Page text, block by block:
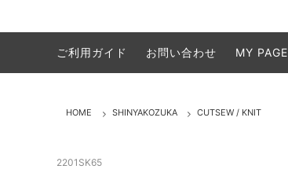
cheeba cheeba records
Cutsew(カットソー)
Accessory(アクセサリー)
ご利用ガイド お問い合わせ MY PAGE
HOME SHINYAKOZUKA CUTSEW / KNIT
2201SK65